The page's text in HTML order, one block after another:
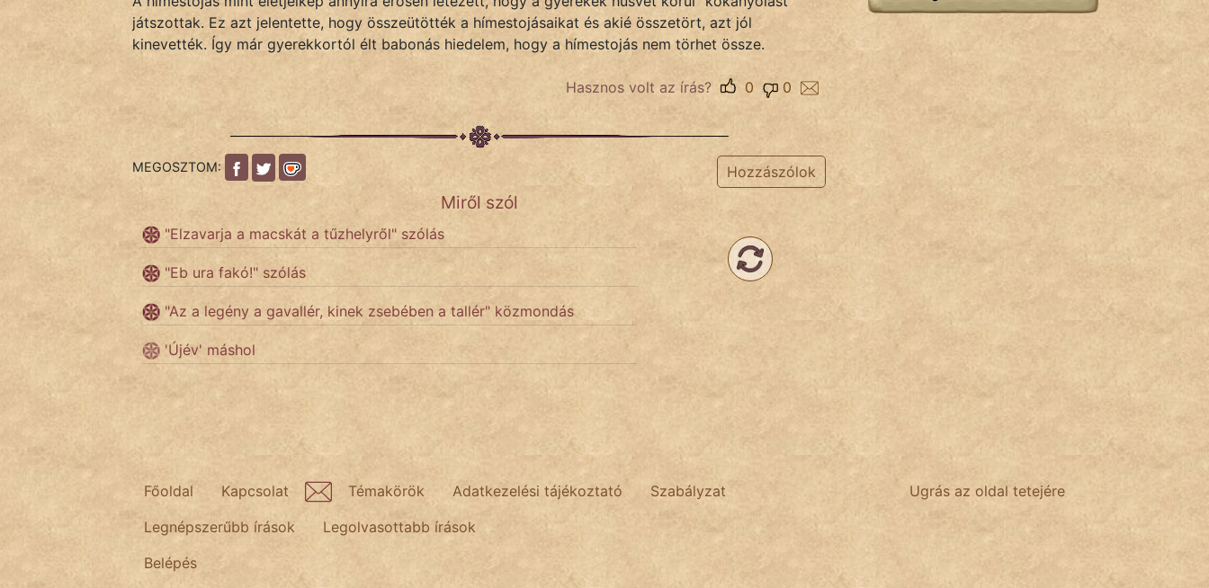
TÖRTÉNELEM
Népszerű szerzőink:
játszottak. Ez azt jelentette, hogy összeütötték a hímestojásaikat és akié összetört, azt jól
kinevették. Így már gyerekkortól élt babonás hiedelem, hogy a hímestojás nem törhet össze.
Hasznos volt az írás? 0
0
MEGOSZTOM: Hozzászólok
Miről szól
"Elzavarja a macskát a tűzhelyről" szólás
"Eb ura fakó!" szólás
"Az a legény a gavallér, kinek zsebében a tallér" közmondás
'Újév' máshol
Ugrás az oldal tetejére
Főoldal Kapcsolat Témakörök Adatkezelési tájékoztató
Szabályzat
Legnépszerűbb írások
Legolvasottabb írások
Belépés